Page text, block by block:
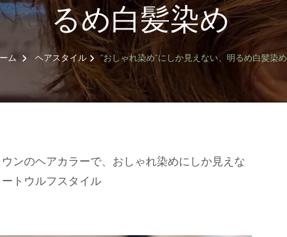
るめ白髪染め
ム ヘアスタイル ”おしゃれ染め”にしか見えない、明るめ白髪染め
ンのヘアカラーで、おしゃれ染めにしか見えな
トウルフスタイル